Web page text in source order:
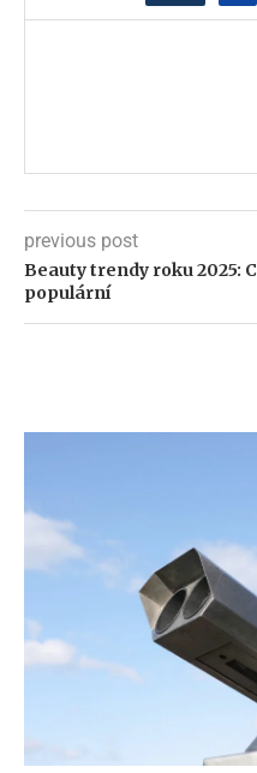
previous post
Beauty trendy roku 2025:
populární